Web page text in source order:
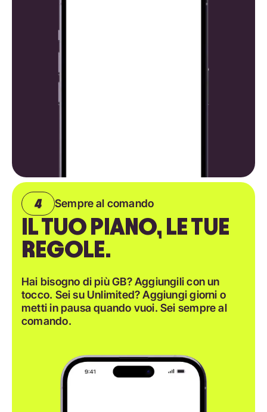
Sempre al comando
IL TUO PIANO, LE TUE
REGOLE.
Hai bisogno di più GB? Aggiungili con un
tocco. Sei su Unlimited? Aggiungi giorni o
metti in pausa quando vuoi. Sei sempre al
comando.